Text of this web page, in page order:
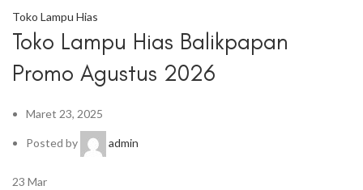
Toko Lampu Hias
Toko Lampu Hias Balikpapan
Promo Agustus 2026
Maret 23, 2025
Posted by admin
23 Mar